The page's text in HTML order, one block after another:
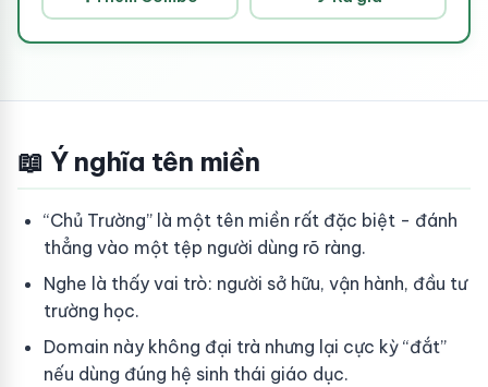
📖 Ý nghĩa tên miền
“Chủ Trường” là một tên miền rất đặc biệt - đánh
thẳng vào một tệp người dùng rõ ràng.
Nghe là thấy vai trò: người sở hữu, vận hành, đầu tư
trường học.
Domain này không đại trà nhưng lại cực kỳ “đắt”
nếu dùng đúng hệ sinh thái giáo dục.